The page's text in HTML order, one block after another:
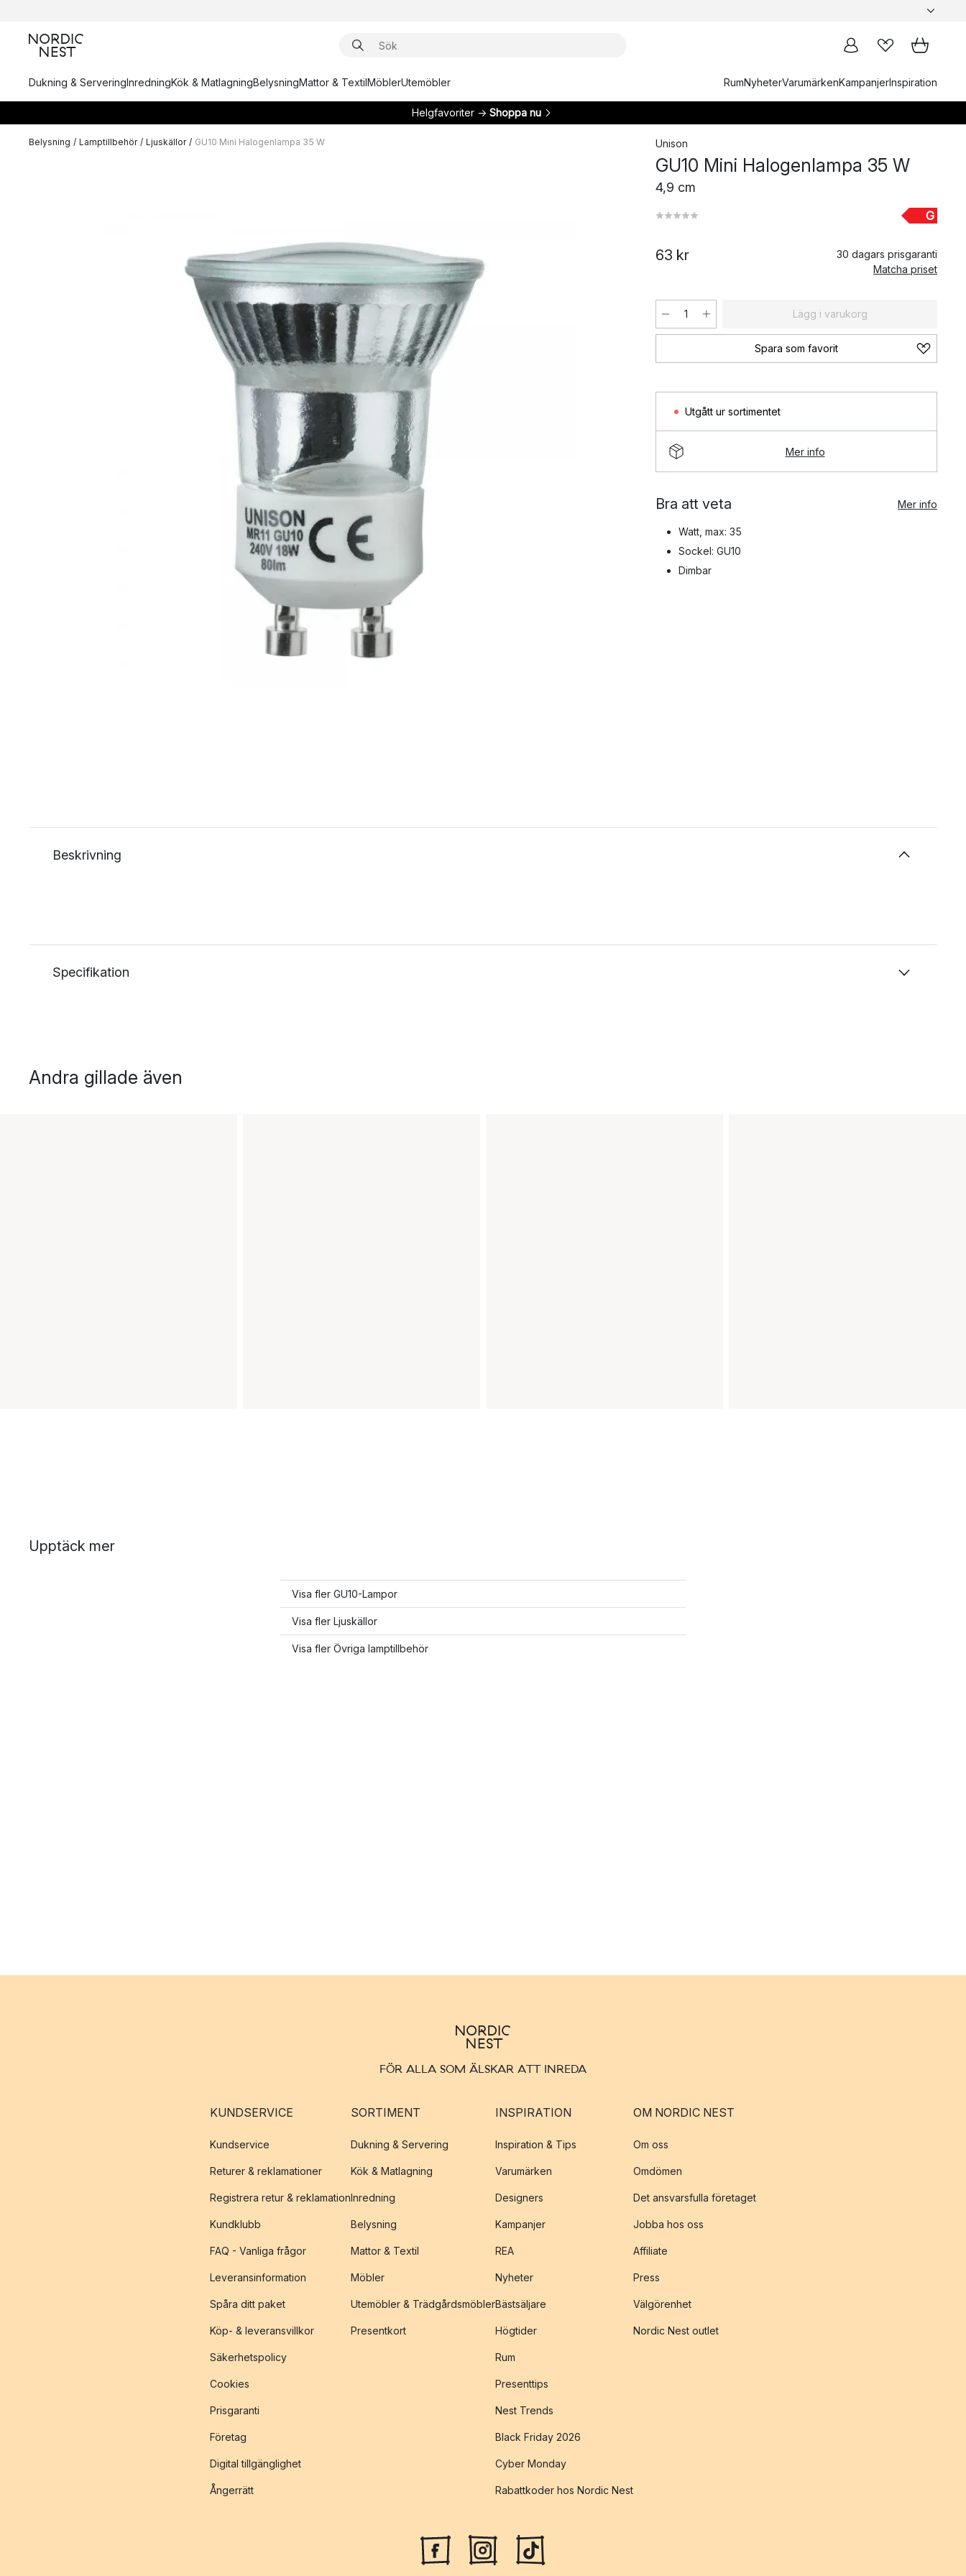
Dukning & ServeringInredningKök & MatlagningBelysningMattor & TextilMöblerUtemöbler RumNyheterVarumärkenKampanjerInspiration
Helgfavoriter → Shoppa nu
Belysning / Lamptillbehör / Ljuskällor / GU10 Mini Halogenlampa 35 W Unison
GU10 Mini Halogenlampa 35 W
4,9 cm
G
63 kr
30 dagars prisgaranti
Matcha priset
Lägg i varukorg
Spara som favorit
Utgått ur sortimentet
Mer info
Bra att veta Mer info
Watt, max: 35
Sockel: GU10
Dimbar
Beskrivning
Specifikation
Andra gillade även
Upptäck mer
Visa fler GU10-Lampor
Visa fler Ljuskällor
Visa fler Övriga lamptillbehör
FÖR ALLA SOM ÄLSKAR ATT INREDA
KUNDSERVICE
Kundservice
Returer & reklamationer
Registrera retur & reklamation
Kundklubb
FAQ - Vanliga frågor
Leveransinformation
Spåra ditt paket
Köp- & leveransvillkor
Säkerhetspolicy
Cookies
Prisgaranti
Företag
Digital tillgänglighet
Ångerrätt
SORTIMENT
Dukning & Servering
Kök & Matlagning
Inredning
Belysning
Mattor & Textil
Möbler
Utemöbler & Trädgårdsmöbler
Presentkort
INSPIRATION
Inspiration & Tips
Varumärken
Designers
Kampanjer
REA
Nyheter
Bästsäljare
Högtider
Rum
Presenttips
Nest Trends
Black Friday 2026
Cyber Monday
Rabattkoder hos Nordic Nest
OM NORDIC NEST
Om oss
Omdömen
Det ansvarsfulla företaget
Jobba hos oss
Affiliate
Press
Välgörenhet
Nordic Nest outlet